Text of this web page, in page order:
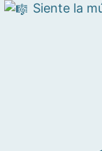
Siente la